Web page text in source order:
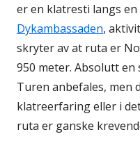
er en klatresti langs
Dykambassaden,
skryter av at ruta er
950 meter. Absolutt
Turen anbefales, men
klatreerfaring eller i
ruta er ganske